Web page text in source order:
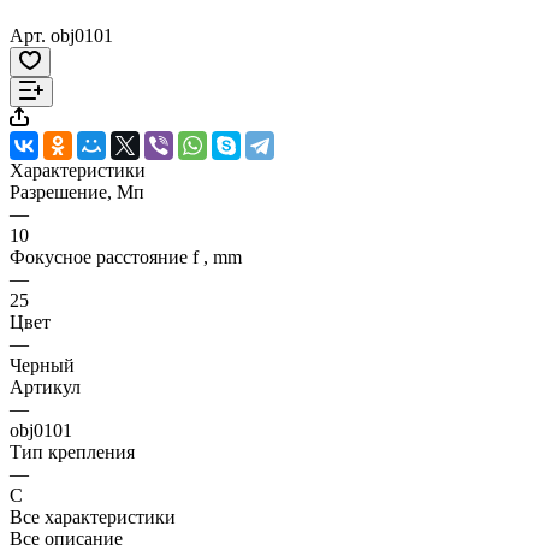
Арт. obj0101
Характеристики
Разрешение, Мп
—
10
Фокусное расстояние f , mm
—
25
Цвет
—
Черный
Артикул
—
obj0101
Тип крепления
—
C
Все характеристики
Все описание